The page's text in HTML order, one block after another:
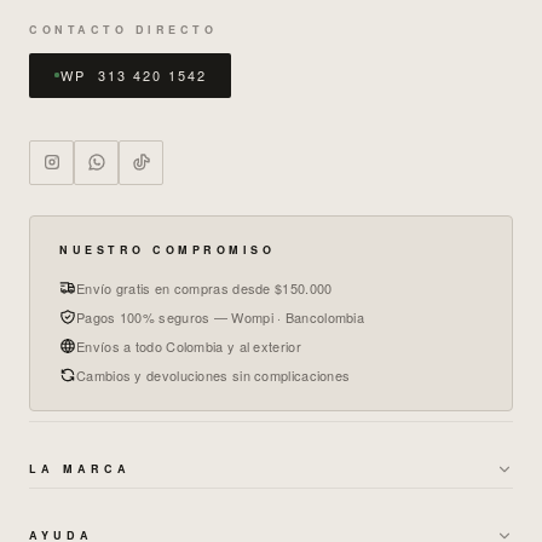
CONTACTO DIRECTO
WP 313 420 1542
NUESTRO COMPROMISO
Envío gratis en compras desde $150.000
Pagos 100% seguros — Wompi · Bancolombia
Envíos a todo Colombia y al exterior
Cambios y devoluciones sin complicaciones
LA MARCA
AYUDA